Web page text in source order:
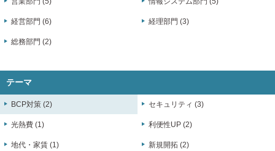
経営部門 (6) 経理部門 (3)
総務部門 (2)
テーマ
BCP対策 (2) セキュリティ (3)
光熱費 (1) 利便性UP (2)
地代・家賃 (1) 新規開拓 (2)